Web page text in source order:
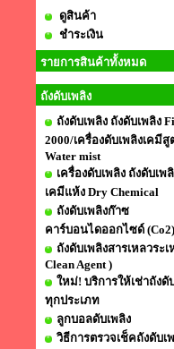
ดูสินค้า
ชำระเงิน
รายการสินค้าทั้งหมด
ถังดับเพลิง
ถังดับเพลิง ถังดับเพลิง
2000/เครื่องดับเพลิงเคมีสู
Water mist
เครื่องดับเพลิง ถังดับเพ
เคมีแห้ง Dry Chemical
ถังดับเพลิงก๊าซ
คาร์บอนไดออกไซด์ (Co2)
ถังดับเพลิงสารเหลวระเ
Clean Agent )
ใหม่! บริการให้เช่าถังดั
ทุกประเภท
ลูกบอลดับเพลิง
วิธีการตรวจเช็คถังดับเ